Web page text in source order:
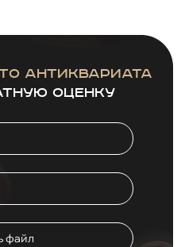
антиквариата
оценку
файл